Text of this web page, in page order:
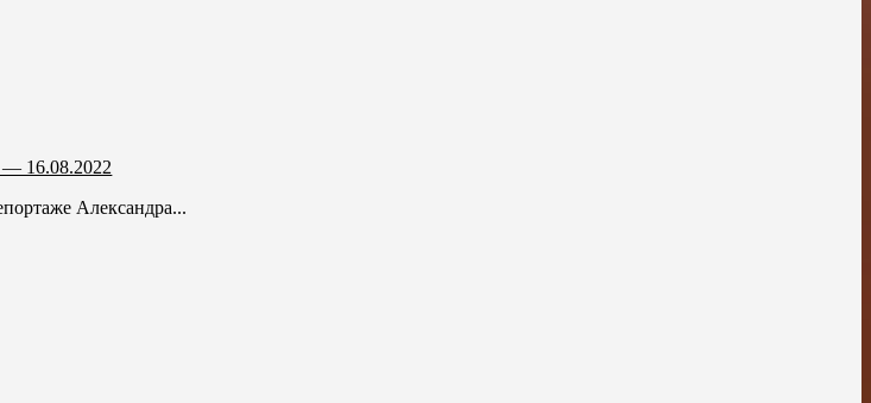
— 16.08.2022
Александра...